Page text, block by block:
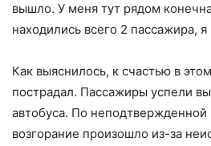
вышло. У меня тут рядом
находились всего 2 пассажира, я
Как выяснилось, к счастью в
пострадал. Пассажиры успели
автобуса. По
возгорание произошло из-за